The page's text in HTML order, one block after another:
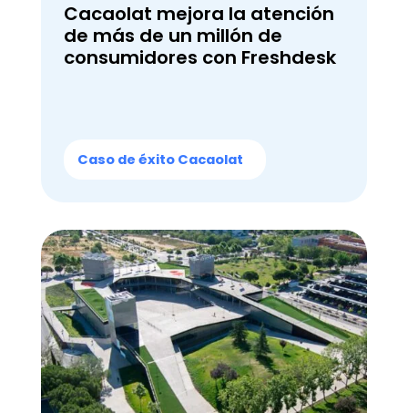
Cacaolat mejora la atención
de más de un millón de
consumidores con Freshdesk
Caso de éxito Cacaolat